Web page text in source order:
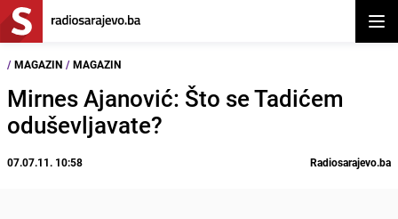
/ MAGAZIN / MAGAZIN
Mirnes Ajanović: Što se Tadićem
oduševljavate?
07.07.11. 10:58 Radiosarajevo.ba